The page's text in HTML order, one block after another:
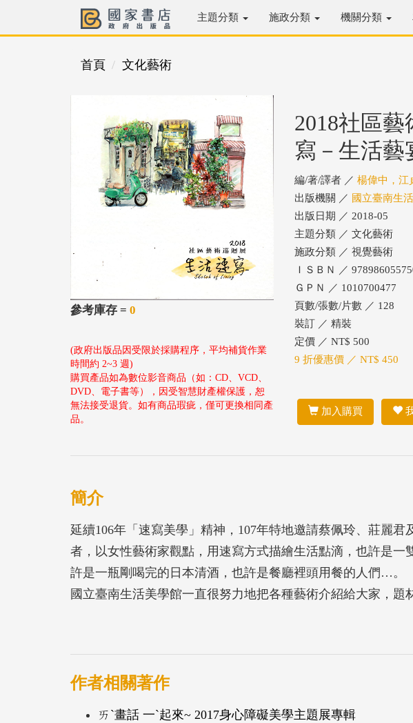
主題分類 施政分類 機關分類
首頁 文化藝術
參考庫存 = 0
(政府出版品因受限於採購程序，平均補貨作業
時間約 2~3 週)
購買產品如為數位影音商品（如：CD、VCD、
DVD、電子書等），因受智慧財產權保護，恕
無法接受退貨。如有商品瑕疵，僅可更換相同產
品。
2018社區
寫－生活藝
編/著/譯者 ／ 楊偉中，江
出版機關 ／ 國立臺南生
出版日期 ／ 2018-05
主題分類 ／ 文化藝術
施政分類 ／ 視覺藝術
ＩＳＢＮ ／
ＧＰＮ ／ 1010700477
頁數/張數/片數 ／ 128
裝訂 ／ 精裝
定價 ／ NT$ 500
9 折優惠價 ／ NT$ 450
加入購買
簡介
延續106年「速寫美學」精神，107年特地邀請蔡佩玲、莊麗君
者，以女性藝術家觀點，用速寫方式描繪生活點滴，也許是一
許是一瓶剛喝完的日本清酒，也許是餐廳裡頭用餐的人們…。
國立臺南生活美學館一直很努力地把各種藝術介紹給大家，題
作者相關著作
ㄞˋ畫話 一ˋ起來~ 2017身心障礙美學主題展專輯